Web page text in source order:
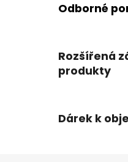
Odborné
Rozšířená
produkty
Dárek k